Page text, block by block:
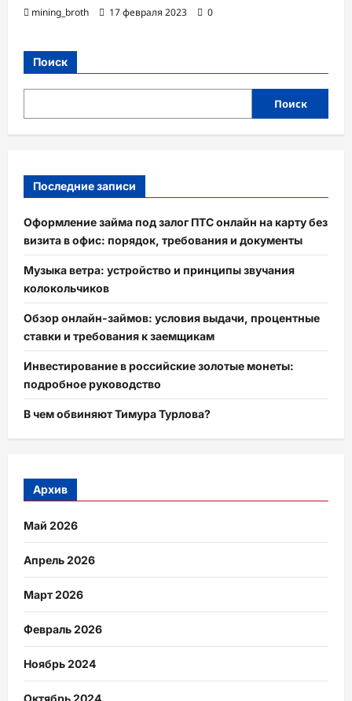
mining_broth 17 февраля 2023 0
Поиск
Поиск
Последние записи
Оформление займа под залог ПТС онлайн на карту без
визита в офис: порядок, требования и документы
Музыка ветра: устройство и принципы звучания
колокольчиков
Обзор онлайн-займов: условия выдачи, процентные
ставки и требования к заемщикам
Инвестирование в российские золотые монеты:
подробное руководство
В чем обвиняют Тимура Турлова?
Архив
Май 2026
Апрель 2026
Март 2026
Февраль 2026
Ноябрь 2024